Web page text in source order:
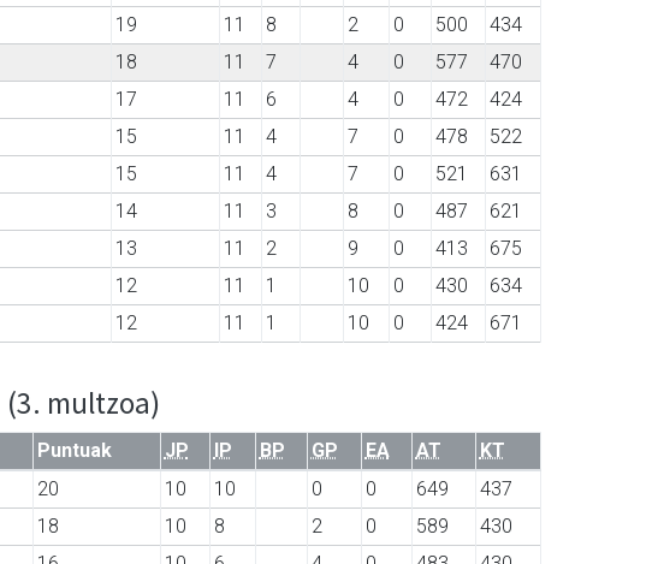
19 11 8 2 0 500
434
18 11 7 4 0 577
470
17 11 6 4 0 472
424
15 11 4 7 0 478
522
15 11 4 7 0 521
631
14 11 3 8 0 487
621
13 11 2 9 0 413
675
12 11 1 10 0 430
634
12 11 1 10 0 424 671
(3. multzoa)
Puntuak JP IP BP GP EA AT
KT
20 10 10 0 0 649
437
18 10 8 2 0 589
430